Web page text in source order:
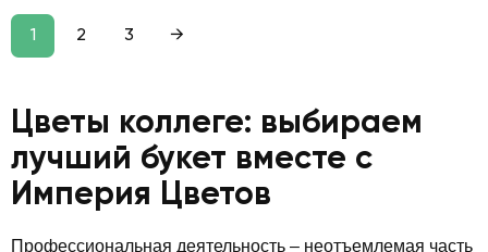
1 2 3 →
Цветы коллеге: выбираем
лучший букет вместе с
Империя Цветов
Профессиональная деятельность – неотъемлемая часть